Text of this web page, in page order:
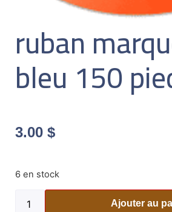
ruban
bleu 150
3.00 $
6 en stock
Ajouter au